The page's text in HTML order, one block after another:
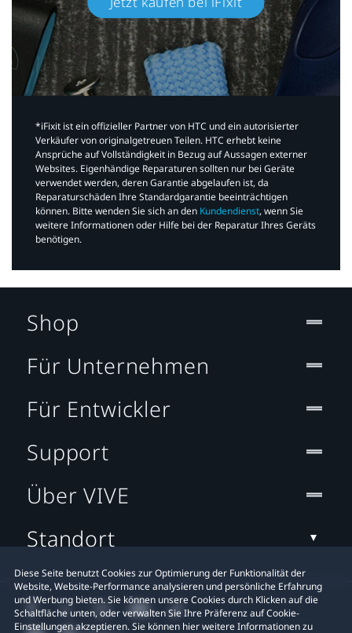
*iFixit ist ein offizieller Partner von HTC und ein autorisierter
Verkäufer von originalgetreuen Teilen. HTC erhebt keine
Ansprüche auf Vollständigkeit in Bezug auf Aussagen externer
Websites. Eigenhändige Reparaturen sollten nur bei Geräte
verwendet werden, deren Garantie abgelaufen ist, da
Reparaturschäden Ihre Standardgarantie beeinträchtigen
können. Bitte wenden Sie sich an den Kundendienst, wenn Sie
weitere Informationen oder Hilfe bei der Reparatur Ihres Geräts
benötigen.​
Diese Seite benutzt Cookies zur Optimierung der Funktionalität der
Website, Website-Performance analysieren und persönliche Erfahrung
und Werbung bieten. Sie können unsere Cookies durch Klicken auf die
Schaltfläche unten, oder verwalten Sie Ihre Präferenz auf Cookie-
Einstellungen akzeptieren. Sie können hier weitere Informationen zu
Shop
Für Unternehmen
Für Entwickler
Support
Über VIVE
Standort